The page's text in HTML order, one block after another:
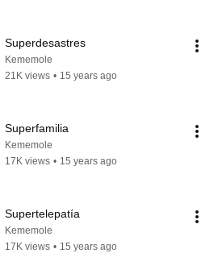
Superdesastres
Kememole
21K views • 15 years ago
Superfamilia
Kememole
17K views • 15 years ago
Supertelepatía
Kememole
17K views • 15 years ago